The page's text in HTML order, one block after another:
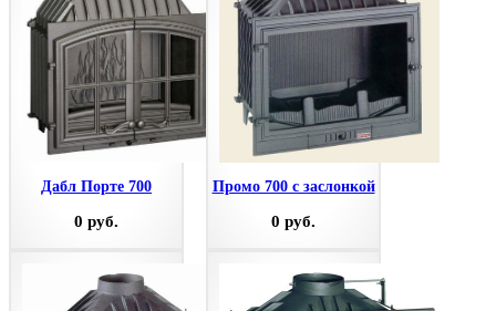
Дабл Порте 700
0 руб.
Промо 700 с заслонкой
0 руб.